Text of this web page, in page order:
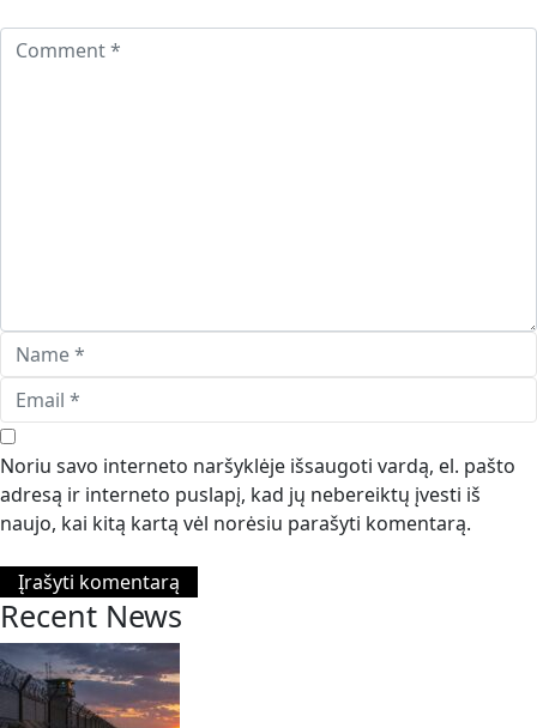
Noriu savo interneto naršyklėje išsaugoti vardą, el. pašto
adresą ir interneto puslapį, kad jų nebereiktų įvesti iš
naujo, kai kitą kartą vėl norėsiu parašyti komentarą.
Recent News